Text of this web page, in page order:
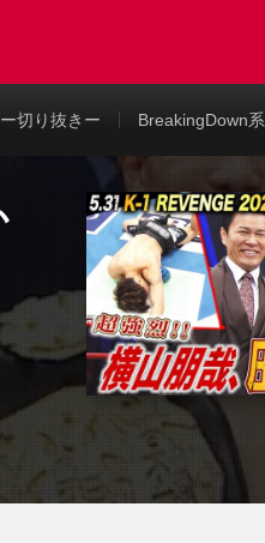
ー切り抜きー BreakingDown系